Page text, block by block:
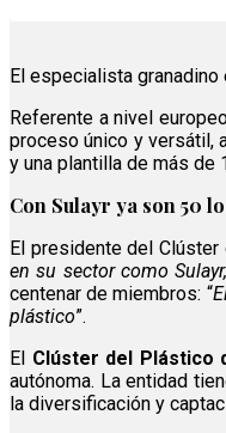
El especialista
Referente a nivel
proceso único y versátil,
y una plantilla de más de
Con Sulayr ya son 50
El presidente del
en su sector como
centenar de miembros: “
plástico”.
El Clúster del Plástico
autónoma. La entidad
la diversificación y